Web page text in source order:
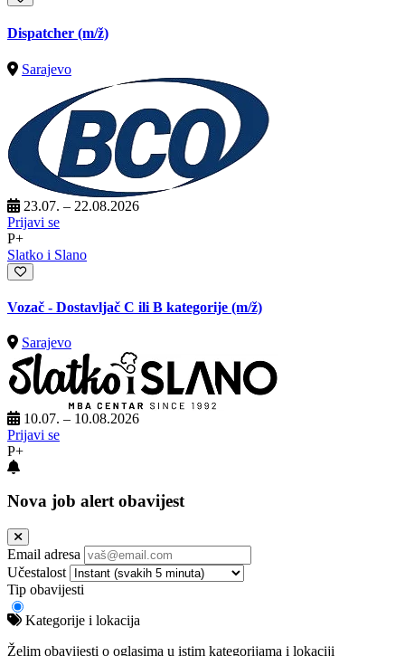
Dispatcher (m/ž)
Sarajevo
23.07. – 22.08.2026
Prijavi se
P+
Slatko i Slano
Vozač - Dostavljač C ili B kategorije (m/ž)
Sarajevo
10.07. – 10.08.2026
Prijavi se
P+
Nova job alert obavijest
Email adresa
Učestalost
Tip obavijesti
Kategorije i lokacija
Želim obavijesti o oglasima u istim kategorijama i lokaciji